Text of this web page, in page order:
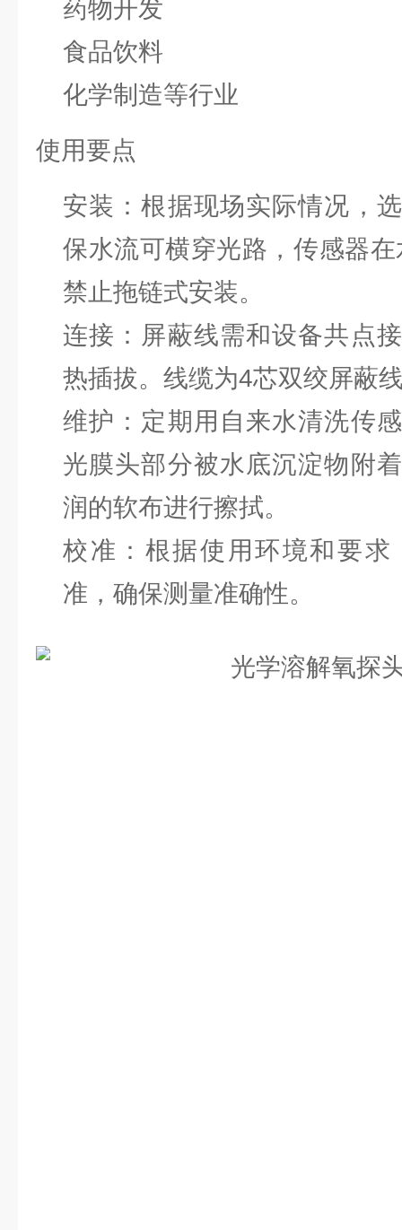
药物开发
食品饮料
化学制造等行业
使用要点
安装：根据现场实际情况，
保水流可横穿光路，传感器
禁止拖链式安装。
连接：屏蔽线需和设备共点
热插拔。线缆为4芯双绞屏蔽
维护：定期用自来水清洗传
光膜头部分被水底沉淀物附
润的软布进行擦拭。
校准：根据使用环境和要求
准，确保测量准确性。